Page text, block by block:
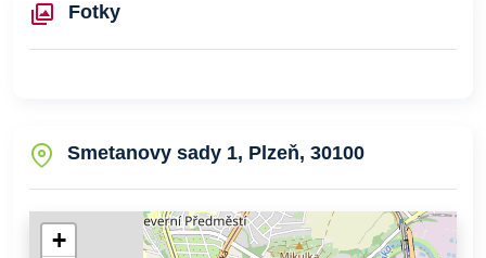
Fotky
Smetanovy sady 1, Plzeň, 30100
+